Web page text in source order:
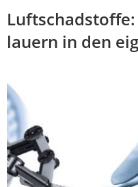
lauern in den